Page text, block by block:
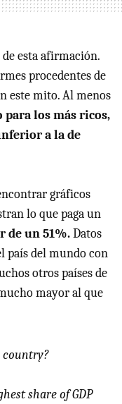
esta afirmación.
procedentes de
este mito. Al menos
para los más ricos,
a la de
gráficos
lo que paga un
de un 51%.Datos
país del mundo con
otros países de
mayor al que
share of GDP